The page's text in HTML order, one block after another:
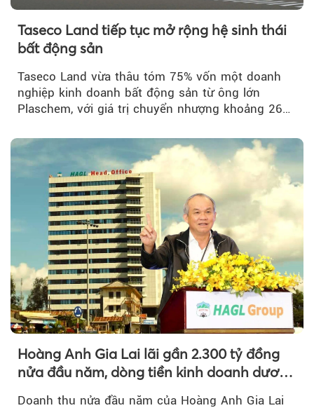
Taseco Land tiếp tục mở rộng hệ sinh thái
bất động sản
Taseco Land vừa thâu tóm 75% vốn một doanh
nghiệp kinh doanh bất động sản từ ông lớn
Plaschem, với giá trị chuyển nhượng khoảng 262
Hoàng Anh Gia Lai lãi gần 2.300 tỷ đồng
nửa đầu năm, dòng tiền kinh doanh dương
Doanh thu nửa đầu năm của Hoàng Anh Gia Lai